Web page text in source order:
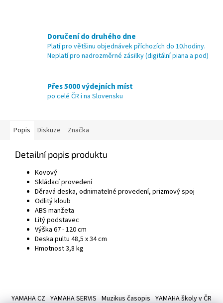
Doručení do druhého dne
Platí pro většinu objednávek příchozích do 10.hodiny.
Neplatí pro nadrozměrné zásilky (digitální piana a pod)
Přes 5000 výdejních míst
po celé ČR i na Slovensku
Popis Diskuze Značka
Detailní popis produktu
Kovový
Skládací provedení
Děravá deska, odnimatelné provedení, prizmový spoj
Odlitý kloub
ABS manžeta
Litý podstavec
Výška 67 - 120 cm
Deska pultu 48,5 x 34 cm
Hmotnost 3,8 kg
YAMAHA CZ YAMAHA SERVIS Muzikus časopis YAMAHA školy v ČR